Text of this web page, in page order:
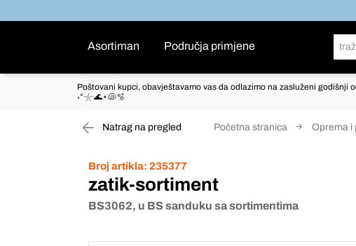
Asortiman Područja primjene
Poštovani kupci, obavještavamo vas da odlazimo na zasluženi godišnji
˖°𓇼🌊⋆🐚🫧
Natrag na pregled Početna stranica Oprema i
Broj artikla: 235377
zatik-sortiment
BS3062, u BS sanduku sa sortimentima